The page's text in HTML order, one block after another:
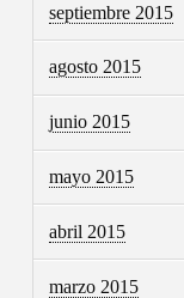
septiembre 2015
agosto 2015
junio 2015
mayo 2015
abril 2015
marzo 2015